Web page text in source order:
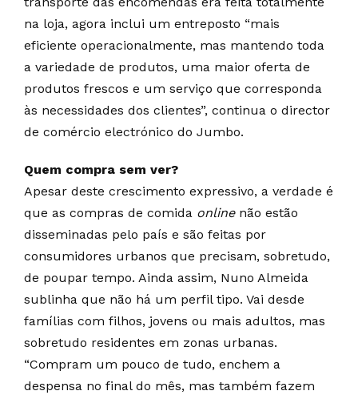
na loja, agora inclui um entreposto “mais
eficiente operacionalmente, mas mantendo toda
a variedade de produtos, uma maior oferta de
produtos frescos e um serviço que corresponda
às necessidades dos clientes”, continua o director
de comércio electrónico do Jumbo.
Quem compra sem ver?
Apesar deste crescimento expressivo, a verdade é
que as compras de comida onlinenão estão
disseminadas pelo país e são feitas por
consumidores urbanos que precisam, sobretudo,
de poupar tempo. Ainda assim, Nuno Almeida
sublinha que não há um perfil tipo. Vai desde
famílias com filhos, jovens ou mais adultos, mas
sobretudo residentes em zonas urbanas.
“Compram um pouco de tudo, enchem a
despensa no final do mês, mas também fazem